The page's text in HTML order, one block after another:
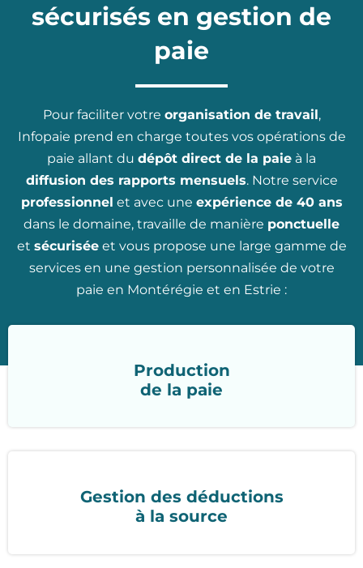
sécurisés en gestion de
paie
Pour faciliter votre organisation de travail,
Infopaie prend en charge toutes vos opérations de
paie allant du dépôt direct de la paie à la
diffusion des rapports mensuels. Notre service
professionnel et avec une expérience de 40 ans
dans le domaine, travaille de manière ponctuelle
et sécuriséeet vous propose une large gamme de
services en une gestion personnalisée de votre
paie en Montérégie et en Estrie :
Production
de la paie
Gestion des déductions
à la source